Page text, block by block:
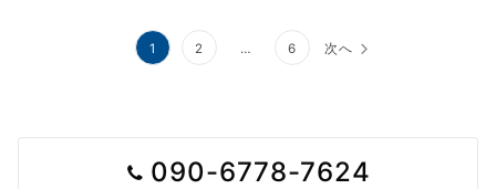
1 2 … 6 次へ
090-6778-7624